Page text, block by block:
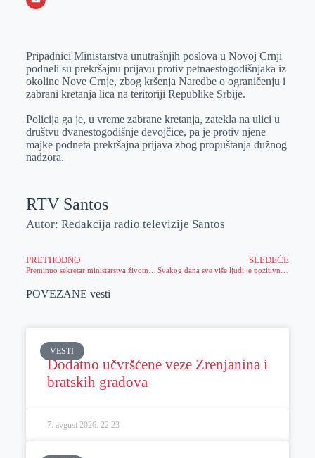
e
r
I
n
s
A
p
p
a
i
l
Pripadnici Ministarstva unutrašnjih poslova u Novoj Crnji
podneli su prekršajnu prijavu protiv petnaestogodišnjaka iz
okoline Nove Crnje, zbog kršenja Naredbe o ograničenju i
zabrani kretanja lica na teritoriji Republike Srbije.
Policija ga je, u vreme zabrane kretanja, zatekla na ulici u
društvu dvanestogodišnje devojčice, pa je protiv njene
majke podneta prekršajna prijava zbog propuštanja dužnog
nadzora.
RTV Santos
Autor: Redakcija radio televizije Santos
PRETHODNO SLEDEĆE
POVEZANE vesti
VESTI
Dodatno učvršćene veze Zrenjanina i
bratskih gradova
7. avgust 2026. 22:23